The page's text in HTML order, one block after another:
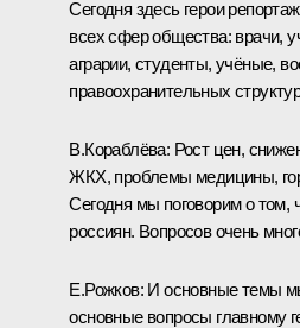
Сегодня здесь герои
всех сфер общества: врачи,
аграрии, студенты, учёные,
правоохранительных
В.Кораблёва: Рост цен,
ЖКХ, проблемы медицины,
Сегодня мы поговорим о том,
россиян. Вопросов очень
Е.Рожков: И основные темы
основные вопросы главному